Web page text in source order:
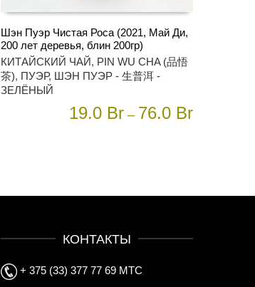
ВЫБЕРИТЕ ПАРАМЕТРЫ
Этот
товар
имеет
несколько
Шэн Пуэр Чистая Роса (2021, Май Ди,
200 лет деревья, блин 200гр)
КИТАЙСКИЙ ЧАЙ, PIN WU CHA (品悟
茶), ПУЭР, ШЭН ПУЭР - 生普洱 -
ЗЕЛЁНЫЙ
19.0 Br – 76.0 Br
КОНТАКТЫ
+ 375 (33) 377 77 69 МТС